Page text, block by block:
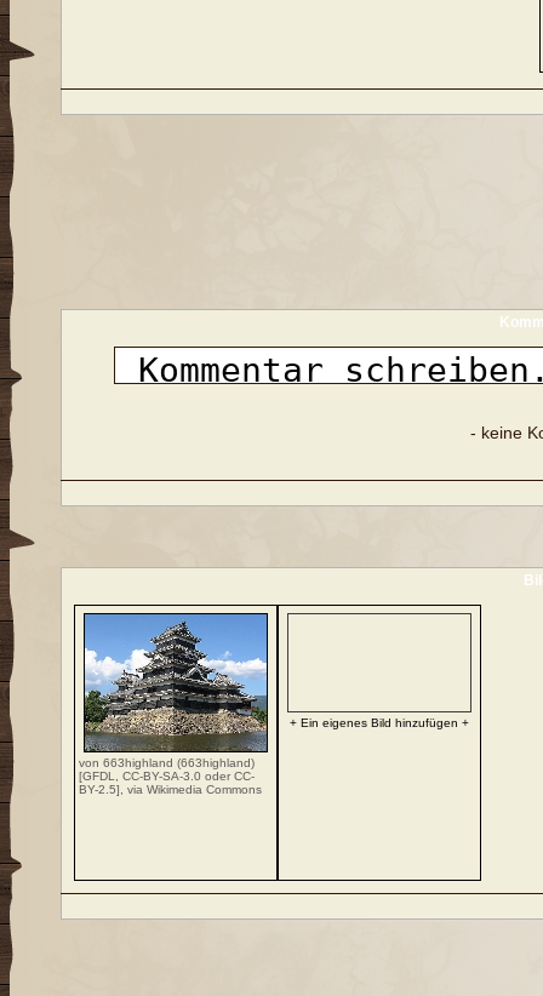
- keine
von 663highland (663highland)
[GFDL CC-BY-SA-3.0 oder CC-
BY-2.5], via Wikimedia Commons
+ Ein eigenes Bild hinzufügen +